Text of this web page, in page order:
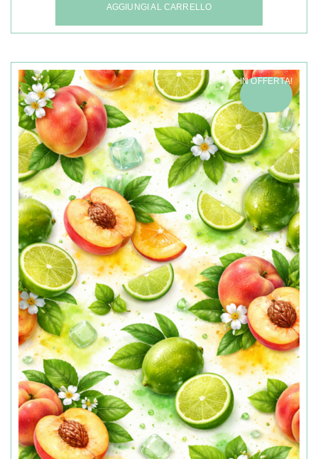
AGGIUNGI AL CARRELLO
IN OFFERTA!